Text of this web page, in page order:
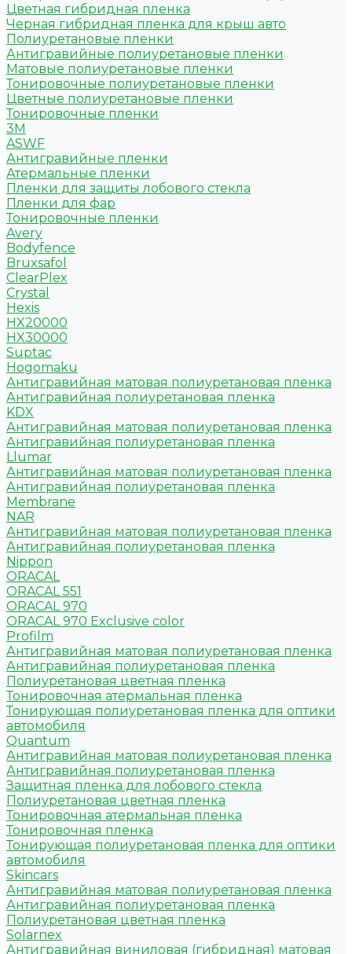
Цветная гибридная пленка
Черная гибридная пленка для крыш авто
Полиуретановые пленки
Антигравийные полиуретановые пленки
Матовые полиуретановые пленки
Тонировочные полиуретановые пленки
Цветные полиуретановые пленки
Тонировочные пленки
3M
ASWF
Антигравийные пленки
Атермальные пленки
Пленки для защиты лобового стекла
Пленки для фар
Тонировочные пленки
Avery
Bodyfence
Bruxsafol
ClearPlex
Crystal
Hexis
HX20000
HX30000
Suptac
Hogomaku
Антигравийная матовая полиуретановая пленка
Антигравийная полиуретановая пленка
KDX
Антигравийная матовая полиуретановая пленка
Антигравийная полиуретановая пленка
Llumar
Антигравийная матовая полиуретановая пленка
Антигравийная полиуретановая пленка
Membrane
NAR
Антигравийная матовая полиуретановая пленка
Антигравийная полиуретановая пленка
Nippon
ORACAL
ORACAL 551
ORACAL 970
ORACAL 970 Exclusive color
Profilm
Антигравийная матовая полиуретановая пленка
Антигравийная полиуретановая пленка
Полиуретановая цветная пленка
Тонировочная атермальная пленка
Тонирующая полиуретановая пленка для оптики
автомобиля
Quantum
Антигравийная матовая полиуретановая пленка
Антигравийная полиуретановая пленка
Защитная пленка для лобового стекла
Полиуретановая цветная пленка
Тонировочная атермальная пленка
Тонировочная пленка
Тонирующая полиуретановая пленка для оптики
автомобиля
Skincars
Антигравийная матовая полиуретановая пленка
Антигравийная полиуретановая пленка
Полиуретановая цветная пленка
Solarnex
Антигравийная виниловая (гибридная) матовая